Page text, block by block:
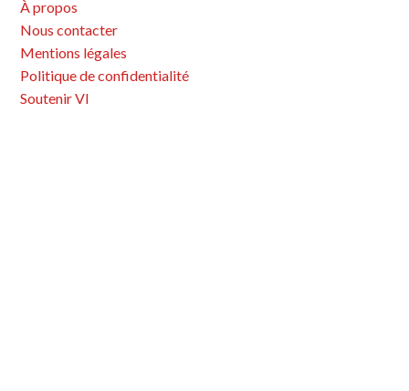
À propos
Nous contacter
Mentions légales
Politique de confidentialité
Soutenir VI